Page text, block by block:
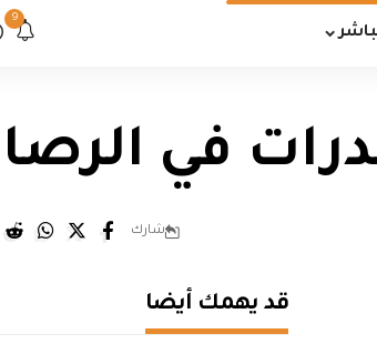
9
في
شارك
قد يهمك أيضا